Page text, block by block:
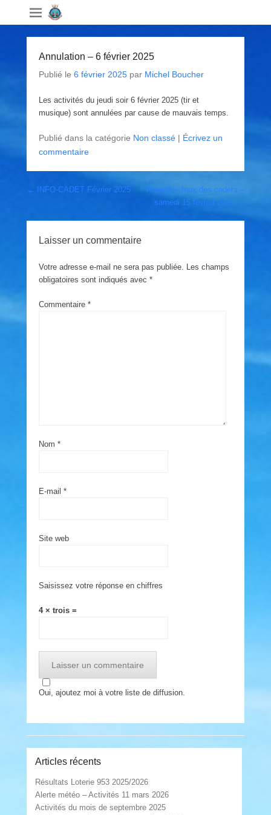
Annulation – 6 février 2025
Publié le 6 février 2025 par Michel Boucher
Les activités du jeudi soir 6 février 2025 (tir et
musique) sont annulées par cause de mauvais temps.
Publié dans la catégorie Non classé | Écrivez un
commentaire
Post navigation
← INFO-CADET Février 2025
Rappel – Jeux des cadets –
samedi 15 février 2025 →
Laisser un commentaire
Votre adresse e-mail ne sera pas publiée. Les champs
obligatoires sont indiqués avec *
Commentaire *
Nom *
E-mail *
Site web
Saisissez votre réponse en chiffres
4 × trois =
Oui, ajoutez moi à votre liste de diffusion.
Articles récents
Résultats Loterie 953 2025/2026
Alerte météo – Activités 11 mars 2026
Activités du mois de septembre 2025